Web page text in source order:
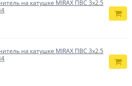
на катушке MIRAX ПВС 3х2.5
на катушке MIRAX ПВС 3х2.5